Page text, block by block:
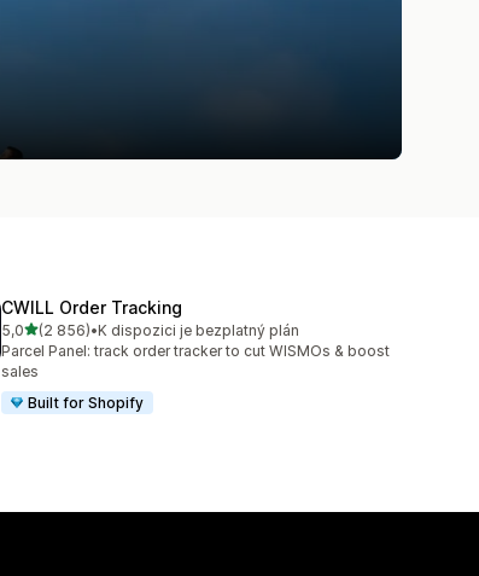
CWILL Order Tracking
5,0z 5 hvězd
(2 856)
Celkový počet recenzí: 2856
•K dispozici je bezplatný plán
Parcel Panel: track order tracker to cut WISMOs & boost
sales
Built for Shopify